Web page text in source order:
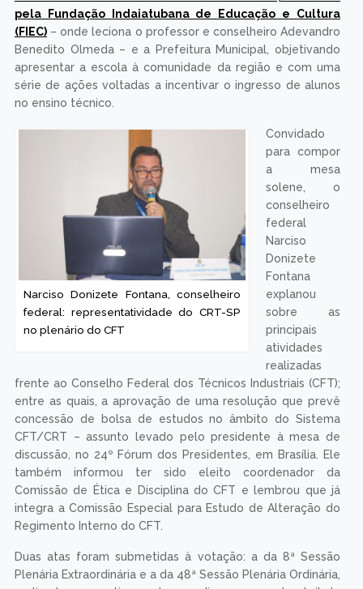
pela Fundação Indaiatubana de Educação e Cultura
(FIEC) – onde leciona o professor e conselheiro Adevandro
Benedito Olmeda – e a Prefeitura Municipal, objetivando
apresentar a escola à comunidade da região e com uma
série de ações voltadas a incentivar o ingresso de alunos
no ensino técnico.
Narciso Donizete Fontana, conselheiro
federal: representatividade do CRT-SP
no plenário do CFT
Convidado
para compor
a mesa
solene, o
conselheiro
federal
Narciso
Donizete
Fontana
explanou
sobre as
principais
atividades
realizadas
frente ao Conselho Federal dos Técnicos Industriais (CFT);
entre as quais, a aprovação de uma resolução que prevê
concessão de bolsa de estudos no âmbito do Sistema
CFT/CRT – assunto levado pelo presidente à mesa de
discussão, no 24º Fórum dos Presidentes, em Brasília. Ele
também informou ter sido eleito coordenador da
Comissão de Ética e Disciplina do CFT e lembrou que já
integra a Comissão Especial para Estudo de Alteração do
Regimento Interno do CFT.
Duas atas foram submetidas à votação: a da 8ª Sessão
Plenária Extraordinária e a da 48ª Sessão Plenária Ordinária,